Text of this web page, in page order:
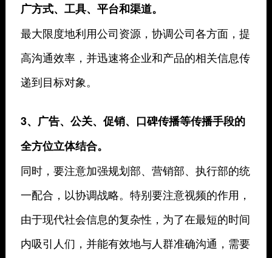
广方式、工具、平台和渠道。
最大限度地利用公司资源，协调公司各方面，提
高沟通效率，并迅速将企业和产品的相关信息传
递到目标对象。
3、广告、公关、促销、口碑传播等传播手段的
全方位立体结合。
同时，要注意加强规划部、营销部、执行部的统
一配合，以协调战略。特别要注意视频的作用，
由于现代社会信息的复杂性，为了在最短的时间
内吸引人们，并能有效地与人群准确沟通，需要